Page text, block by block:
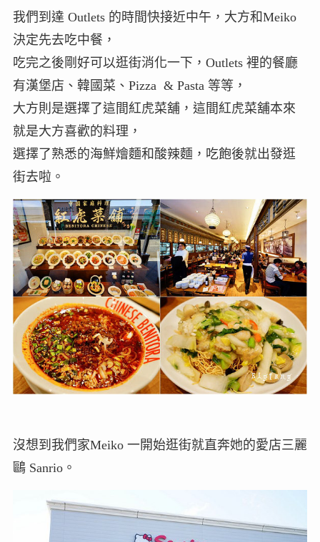
我們到達 Outlets 的時間快接近中午，大方和Meiko
決定先去吃中餐，
吃完之後剛好可以逛街消化一下，Outlets 裡的餐廳
有漢堡店、韓國菜、Pizza & Pasta 等等，
大方則是選擇了這間紅虎菜舖，這間紅虎菜舖本來
就是大方喜歡的料理，
選擇了熟悉的海鮮燴麵和酸辣麵，吃飽後就出發逛
街去啦。
沒想到我們家Meiko 一開始逛街就直奔她的愛店三麗
鷗 Sanrio。